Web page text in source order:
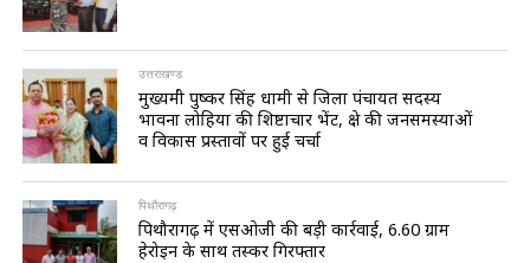
उत्तराखण्ड
मुख्यमंत्री पुष्कर सिंह धामी से जिला पंचायत सदस्य
भावना लोहिया की शिष्टाचार भेंट, क्षेत्र की जनसमस्याओं
व विकास प्रस्तावों पर हुई चर्चा
पिथौरागढ़
पिथौरागढ़ में एसओजी की बड़ी कार्रवाई, 6.60 ग्राम
हेरोइन के साथ तस्कर गिरफ्तार